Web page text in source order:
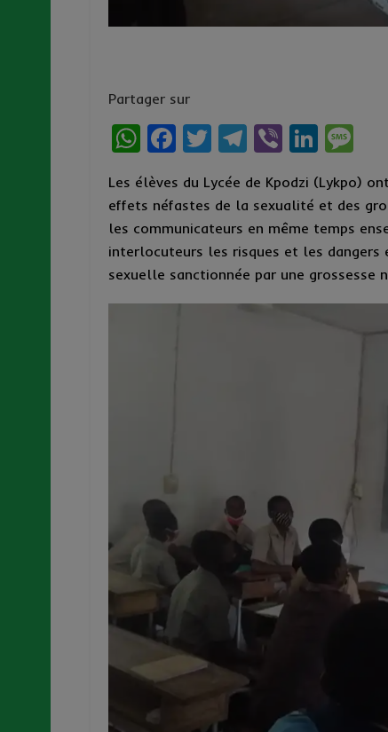
Partager sur
W
h
at
s
A
p
p
F
ce
b
o
o
k
T
w
it
te
r
T
e
g
r
a
m
Vi
er
Li
ke
dI
n
s
a
g
e
Les élèves du Lycée de Kpodzi (Lykpo)
effets néfastes de la sexualité et des
les communicateurs en même temps
interlocuteurs les risques et les dangers
sexuelle sanctionnée par une grossesse